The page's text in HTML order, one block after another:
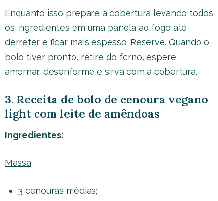
Enquanto isso prepare a cobertura levando todos
os ingredientes em uma panela ao fogo até
derreter e ficar mais espesso. Reserve. Quando o
bolo tiver pronto, retire do forno, espere
amornar, desenforme e sirva com a cobertura.
3. Receita de bolo de cenoura vegano
light com leite de amêndoas
Ingredientes:
Massa
3 cenouras médias;